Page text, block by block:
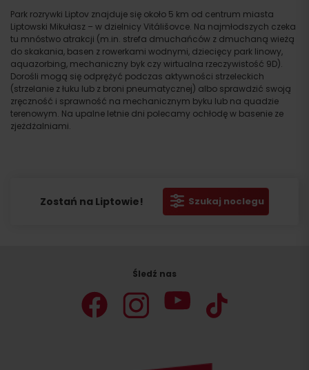
Park rozrywki Liptov znajduje się około 5 km od centrum miasta
Liptowski Mikułasz – w dzielnicy Vitálišovce. Na najmłodszych czeka
tu mnóstwo atrakcji (m.in. strefa dmuchańców z dmuchaną wieżą
do skakania, basen z rowerkami wodnymi, dziecięcy park linowy,
aquazorbing, mechaniczny byk czy wirtualna rzeczywistość 9D).
Dorośli mogą się odprężyć podczas aktywności strzeleckich
(strzelanie z łuku lub z broni pneumatycznej) albo sprawdzić swoją
zręczność i sprawność na mechanicznym byku lub na quadzie
terenowym. Na upalne letnie dni polecamy ochłodę w basenie ze
zjeżdżalniami.
Zostań na Liptowie! Szukaj noclegu
Śledź nas